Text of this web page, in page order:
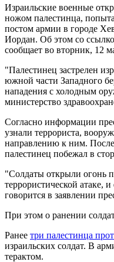
Израильские военные
ножом палестинца,
постом армии в городе
Иордан. Об этом со
сообщает во вторник, 12
"Палестинец застрелен
южной части Западного
нападения с холодным
министерство
Согласно информации
узнали террориста,
направлению к ним.
палестинец побежал в
"Солдаты открыли огонь
террористической атаке,
говорится в заявлении
При этом о ранении
Ранее три палестинца
израильских солдат. В
терактом.